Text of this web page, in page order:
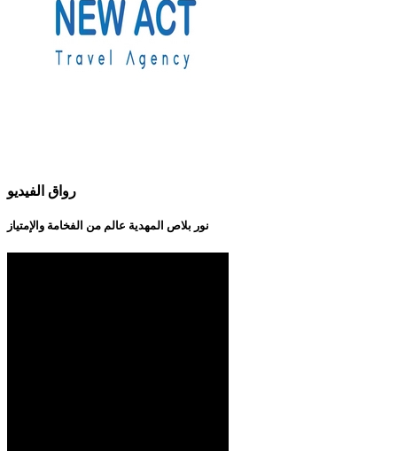
رواق الفيديو
نور بلاص المهدية عالم من الفخامة والإمتياز